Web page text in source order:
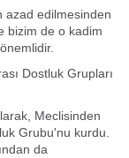
azad edilmesinden
bizim de o kadim
Dostluk Grupları
Meclisinden
Grubu'nu kurdu.
da